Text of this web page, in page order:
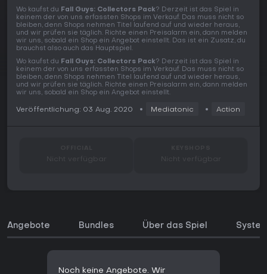
Wo kaufst du Fall Guys: Collectors Pack? Derzeit ist das Spiel in
keinem der von uns erfassten Shops im Verkauf. Das muss nicht so
bleiben, denn Shops nehmen Titel laufend auf und wieder heraus,
und wir prüfen sie täglich. Richte einen Preisalarm ein, dann melden
wir uns, sobald ein Shop ein Angebot einstellt. Das ist ein Zusatz, du
brauchst also auch das Hauptspiel.
Wo kaufst du Fall Guys: Collectors Pack? Derzeit ist das Spiel in
keinem der von uns erfassten Shops im Verkauf. Das muss nicht so
bleiben, denn Shops nehmen Titel laufend auf und wieder heraus,
und wir prüfen sie täglich. Richte einen Preisalarm ein, dann melden
wir uns, sobald ein Shop ein Angebot einstellt.
Veröffentlichung: 03 Aug. 2020 Mediatonic Action
Nicht verfügbar Nicht verfügbar
Angebote Bundles Über das Spiel
Noch keine Angebote. Wir